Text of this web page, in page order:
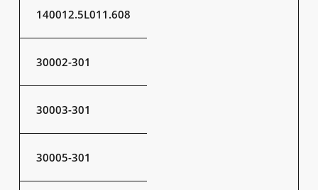
140012.5L011.608
30002-301
30003-301
30005-301